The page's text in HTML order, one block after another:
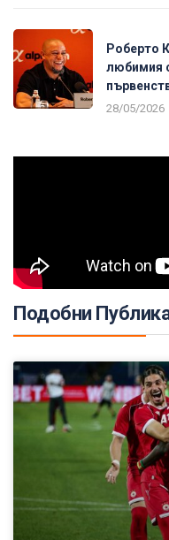
Роберто
любимия
28/05/2026
Подобни